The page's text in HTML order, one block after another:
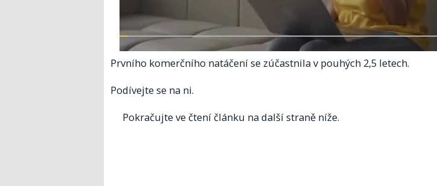
Prvního komerčního natáčení se zúčastnila v pouhých 2,5 letech.
Podívejte se na ni.
Pokračujte ve čtení článku na další straně níže.